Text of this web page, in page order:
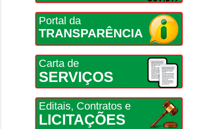
Portal da
TRANSPARÊNCIA
Carta de
SERVIÇOS
Editais, Contratos e
LICITAÇÕES